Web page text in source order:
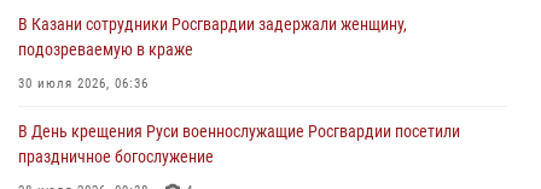
В Казани сотрудники Росгвардии задержали женщину,
подозреваемую в краже
30 июля 2026, 06:36
В День крещения Руси военнослужащие Росгвардии посетили
праздничное богослужение